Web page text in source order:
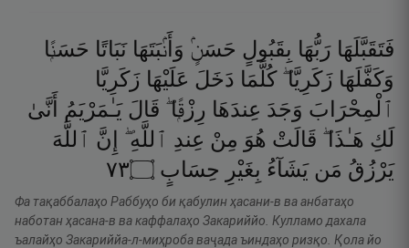
فَتَقَبَّلَهَا رَبُّهَا بِقَبُولٍ حَسَنٍۢ وَأَنۢبَتَهَا نَبَاتًا حَسَنًۭا
وَكَفَّلَهَا زَكَرِيَّا ۖ كُلَّمَا دَخَلَ عَلَيْهَا زَكَرِيَّا
ٱلْمِحْرَابَ وَجَدَ عِندَهَا رِزْقًۭا ۖ قَالَ يَـٰمَرْيَمُ أَنَّىٰ
لَكِ هَـٰذَا ۖ قَالَتْ هُوَ مِنْ عِندِ ٱللَّهِ ۖ إِنَّ ٱللَّهَ
يَرْزُقُ مَن يَشَآءُ بِغَيْرِ حِسَابٍ ۝٣٧
Фа тақаббалаҳо Раббуҳо би қабулин ҳасани-в ва анбатаҳо
наботан ҳасана-в ва каффалаҳо Закариййо. Кулламо дахала
ъалайҳо Закариййа-л-миҳроба ваҷада ъиндаҳо ризқо. Қола йо